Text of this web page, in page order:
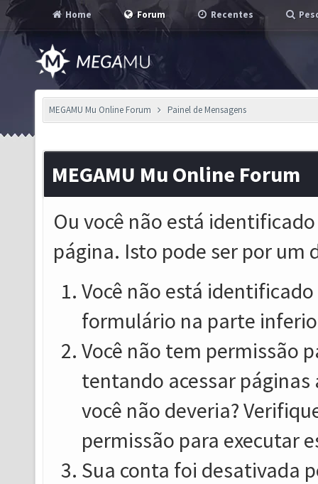
Home Forum Recentes
MEGAMU Mu Online Forum Painel de Mensagens
MEGAMU Mu Online Forum
Ou você não está
página. Isto pode ser por um
Você não está
formulário na parte
Você não tem permissão
tentando acessar
você não deveria?
permissão para executar
Sua conta foi desativada